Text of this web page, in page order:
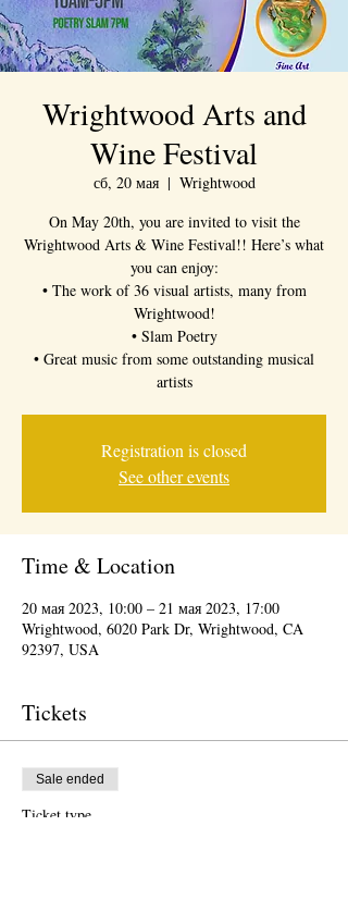
Wrightwood Arts and
Wine Festival
сб, 20 мая
  |
Wrightwood
On May 20th, you are invited to visit the
Wrightwood Arts & Wine Festival!! Here’s what
you can enjoy:
• The work of 36 visual artists, many from
Wrightwood!
• Slam Poetry
• Great music from some outstanding musical
artists
Registration is closed
See other events
Time & Location
20 мая 2023, 10:00 – 21 мая 2023, 17:00
Wrightwood, 6020 Park Dr, Wrightwood, CA
92397, USA
Tickets
Sale ended
Ticket type